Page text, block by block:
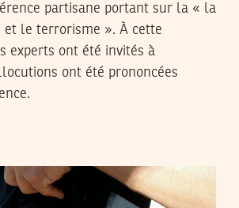
partisane portant sur la « la
et le terrorisme ». À cette
experts ont été invités à
ont été prononcées